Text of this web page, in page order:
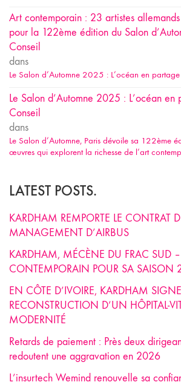
Art contemporain : 23 artistes
pour la 122ème édition du Salon
Conseil
dans
Le Salon d’Automne 2025 : L’océan en partage
Le Salon d’Automne 2025 : L’océan
Conseil
dans
Le Salon d’Automne, Paris dévoile sa 122ème
œuvres qui explorent la richesse de l’art
LATEST POSTS.
KARDHAM REMPORTE LE CONTRAT
MANAGEMENT D’AIRBUS
KARDHAM, MÉCÈNE DU FRAC SUD –
CONTEMPORAIN POUR SA SAISON
EN CÔTE D’IVOIRE, KARDHAM
RECONSTRUCTION D’UN HÔPITAL-
MODERNITÉ
Retards de paiement : Près deux
redoutent une aggravation en 2026
L’insurtech Wemind renouvelle sa